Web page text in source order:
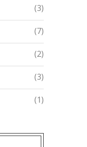
(3)
(7)
(2)
(3)
(1)